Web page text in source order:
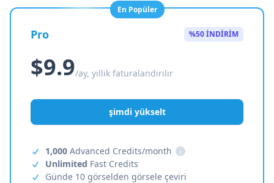
En Popüler
Pro %50 İNDİRİM
$9.9/ay, yıllık faturalandırılır
şimdi yükselt
1,000 Advanced Credits/month
i
Unlimited Fast Credits
Günde 10 görselden görsele çeviri